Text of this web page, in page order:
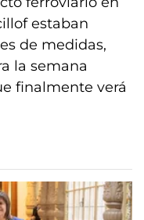
estaban
de medidas,
la semana
finalmente verá